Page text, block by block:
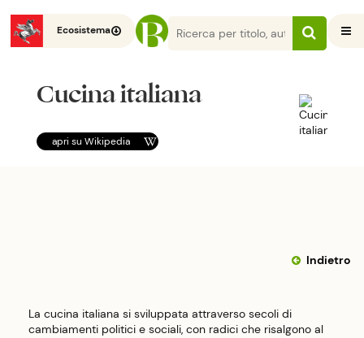
Ecosistema
Cucina italiana
apri suWikipedia
Indietro
La cucina italiana si sviluppata attraverso secoli di
cambiamenti politici e sociali, con radici che risalgono al